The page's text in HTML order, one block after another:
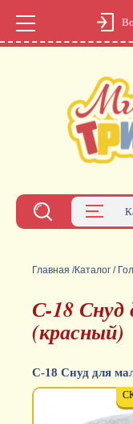
Главная /Каталог /
С-18 Снуд
(красный)
С-18 Снуд для